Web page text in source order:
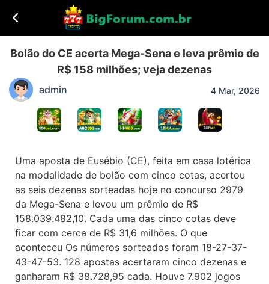
Bolão do CE acerta Mega-Sena e leva prêmio de
R$ 158 milhões; veja dezenas
admin 4 Mar, 2026
Uma aposta de Eusébio (CE), feita em casa lotérica
na modalidade de bolão com cinco cotas, acertou
as seis dezenas sorteadas hoje no concurso 2979
da Mega-Sena e levou um prêmio de R$
158.039.482,10. Cada uma das cinco cotas deve
ficar com cerca de R$ 31,6 milhões. O que
aconteceu Os números sorteados foram 18-27-37-
43-47-53. 128 apostas acertaram cinco dezenas e
ganharam R$ 38.728,95 cada. Houve 7.902 jogos